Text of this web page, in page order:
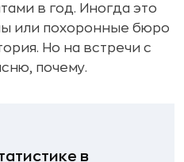
в год. Иногда это
или похоронные бюро
Но на встречи с
почему.
в